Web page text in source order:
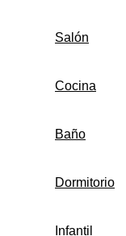
Salón
Cocina
Baño
Dormitorio
Infantil